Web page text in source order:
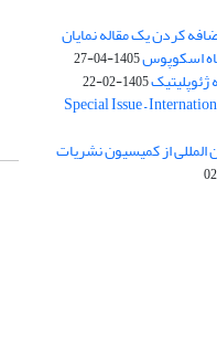
کردن یک مقاله نمایان
اسکوپوس1405-04-27
1405-02-22
Special Issue –
از کمیسیون نشریات